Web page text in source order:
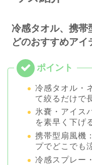
冷感タオル、携帯
どのおすすめアイ
冷感タオル・
て絞るだけで
氷嚢・アイス
を素早く下げ
携帯型扇風機
プでどこでも
冷感スプレー